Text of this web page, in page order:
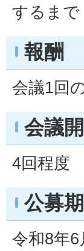
するまで
報酬
会議1回
会議
4回程度
公募
令和8年